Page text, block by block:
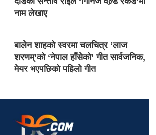
नाम लेखाए
बालेन शाहको स्वरमा चलचित्र ‘लाज
शरणम्’को ‘नेपाल हाँसेको’ गीत सार्वजनिक,
मेयर भएपछिको पहिलो गीत